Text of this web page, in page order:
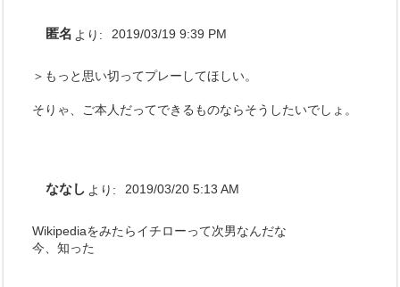
匿名 より: 2019/03/19 9:39 PM
＞もっと思い切ってプレーしてほしい。
そりゃ、ご本人だってできるものならそうしたいでしょ。
ななし より: 2019/03/20 5:13 AM
Wikipediaをみたらイチローって次男なんだな
今、知った